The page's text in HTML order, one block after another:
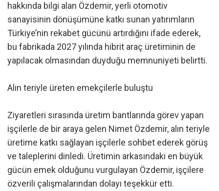
hakkında bilgi alan Özdemir, yerli otomotiv
sanayisinin dönüşümüne katkı sunan yatırımların
Türkiye’nin rekabet gücünü artırdığını ifade ederek,
bu fabrikada 2027 yılında hibrit araç üretiminin de
yapılacak olmasından duyduğu memnuniyeti belirtti.
Alın teriyle üreten emekçilerle buluştu
Ziyaretleri sırasında üretim bantlarında görev yapan
işçilerle de bir araya gelen Nimet Özdemir, alın teriyle
üretime katkı sağlayan işçilerle sohbet ederek görüş
ve taleplerini dinledi. Üretimin arkasındaki en büyük
gücün emek olduğunu vurgulayan Özdemir, işçilere
özverili çalışmalarından dolayı teşekkür etti.